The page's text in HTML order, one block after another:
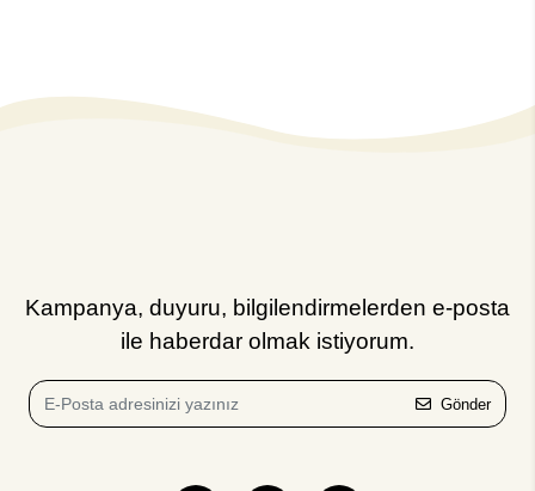
Kampanya, duyuru, bilgilendirmelerden e-posta
ile haberdar olmak istiyorum.
Gönder